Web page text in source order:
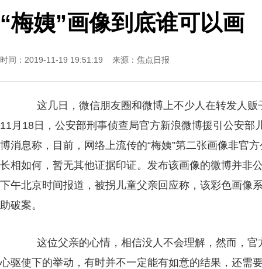
“梅姨”画像到底谁可以画
时间：2019-11-19 19:51:19 来源： 焦点日报
这几日，微信朋友圈和微博上不少人在转发人贩
11月18日，公安部刑事侦查局官方新浪微博援引公安部
博消息称，目前，网络上流传的“梅姨”第二张画像非官
长相如何，暂无其他证据印证。发布该画像的微博并非
下午北京时间报道，被拐儿童父亲回应称，该彩色画像
助破案。
这位父亲的心情，相信没人不会理解，然而，官
心驱使下的举动，有时并不一定能有如意的结果，还需